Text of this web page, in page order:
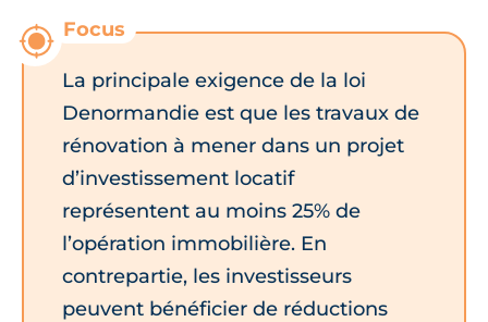
La principale exigence de la loi
Denormandie est que les travaux de
rénovation à mener dans un projet
d’investissement locatif
représentent au moins 25% de
l’opération immobilière. En
contrepartie, les investisseurs
peuvent bénéficier de réductions